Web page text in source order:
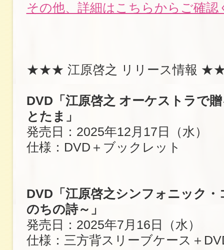
その他、詳細はこちらからご確認
★★★ 江原啓之 リリース情報
DVD「江原啓之 オーケストラで
とたま」
発売日：2025年12月17日（水）
仕様：DVD＋ブックレット
DVD「江原啓之シンフォニック
のちの詩～」
発売日：2025年7月16日（水）
仕様：三方背スリーブケース＋